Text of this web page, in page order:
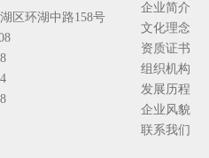
区环湖中路158号
企业简介
文化理念
资质证书
组织机构
发展历程
企业风貌
联系我们